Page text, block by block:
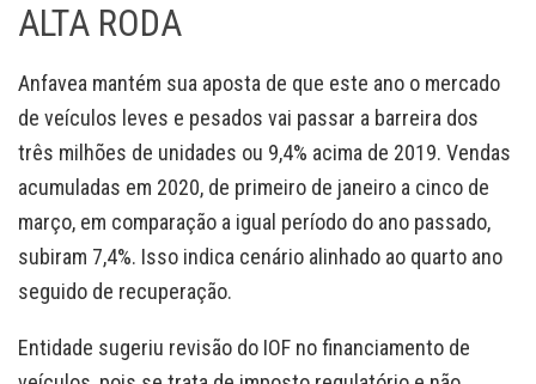
ALTA RODA
Anfavea mantém sua aposta de que este ano o mercado
de veículos leves e pesados vai passar a barreira dos
três milhões de unidades ou 9,4% acima de 2019. Vendas
acumuladas em 2020, de primeiro de janeiro a cinco de
março, em comparação a igual período do ano passado,
subiram 7,4%. Isso indica cenário alinhado ao quarto ano
seguido de recuperação.
Entidade sugeriu revisão do IOF no financiamento de